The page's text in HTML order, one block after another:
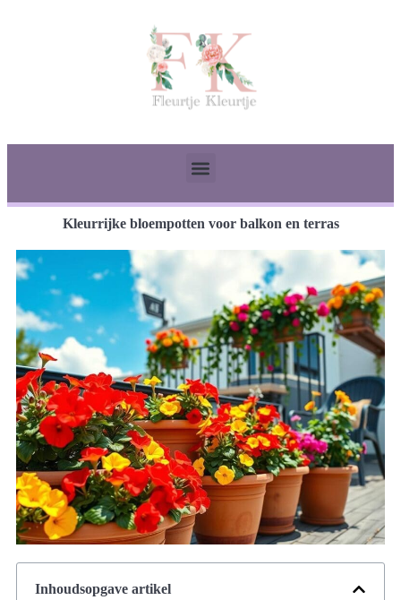
Kleurrijke bloempotten voor balkon en terras
Inhoudsopgave artikel